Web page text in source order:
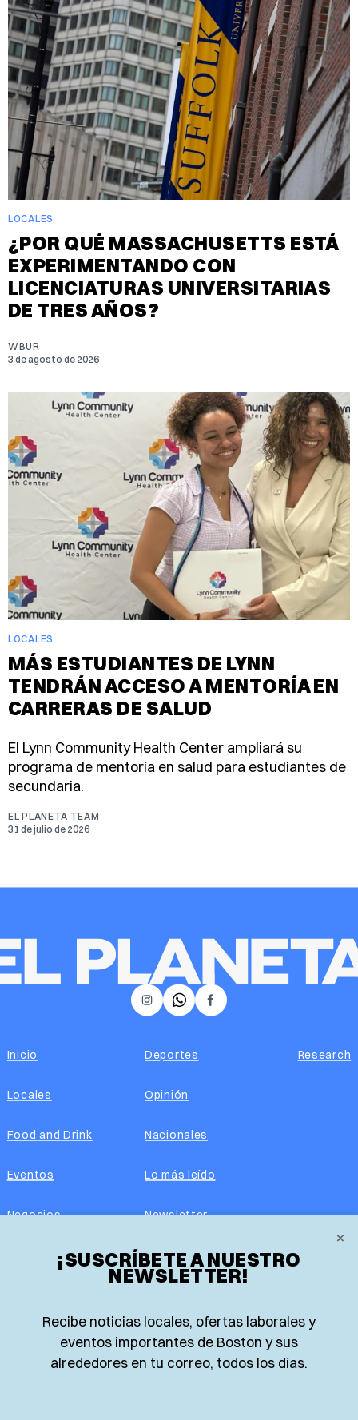
LOCALES
¿POR QUÉ MASSACHUSETTS ESTÁ
EXPERIMENTANDO CON
LICENCIATURAS UNIVERSITARIAS
DE TRES AÑOS?
WBUR
3 de agosto de 2026
LOCALES
MÁS ESTUDIANTES DE LYNN
TENDRÁN ACCESO A MENTORÍA EN
CARRERAS DE SALUD
El Lynn Community Health Center ampliará su
programa de mentoría en salud para estudiantes de
secundaria.
EL PLANETA TEAM
31 de julio de 2026
×
¡SUSCRÍBETE A NUESTRO
NEWSLETTER!
Recibe noticias locales, ofertas laborales y
eventos importantes de Boston y sus
alrededores en tu correo, todos los días.
𝕏 Facebook
Instagram
Inicio
Locales
Food and Drink
Eventos
Negocios
Real Estate
Guía de Recursos
Deportes
Opinión
Nacionales
Lo más leído
Newsletter
Edición impresa
Advertise with us
Research